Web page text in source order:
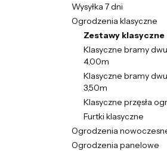
Wysyłka 7 dni
Ogrodzenia klasyczne
Zestawy klasyczne
Klasyczne bramy
4,00m
Klasyczne bramy
3,50m
Klasyczne przęsła
Furtki klasyczne
Ogrodzenia
Ogrodzenia panelowe